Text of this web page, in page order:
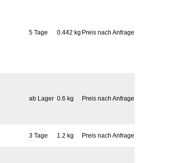
5 Tage 0.442 kg Preis nach Anfrage
ab Lager 0.6 kg Preis nach Anfrage
3 Tage 1.2 kg Preis nach Anfrage